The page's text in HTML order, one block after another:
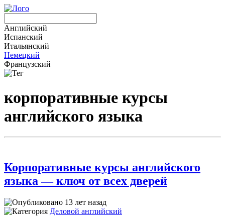
Английский
Испанский
Итальянский
Немецкий
Французский
корпоративные курсы
английского языка
Корпоративные курсы английского
языка — ключ от всех дверей
13 лет назад
Деловой английский